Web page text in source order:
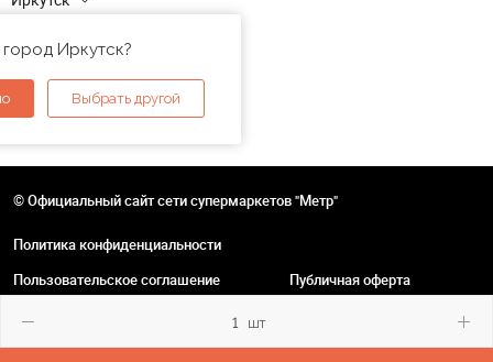
шт
Иркутск?
Выбрать другой
© Официальный сайт сети супермаркетов "Метр"
Политика конфиденциальности
Пользовательское соглашение
Публичная оферта